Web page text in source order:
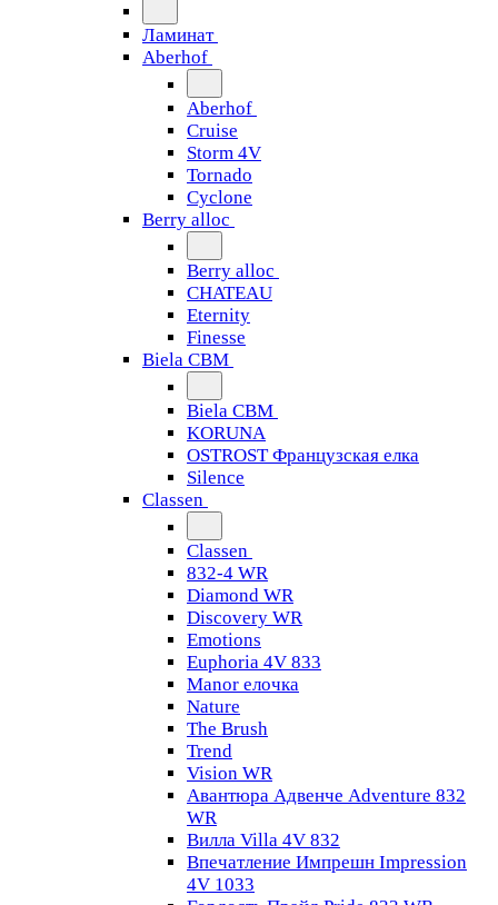
Ламинат
Aberhof
Aberhof
Cruise
Storm 4V
Tornado
Сyclone
Berry alloc
Berry alloc
CHATEAU
Eternity
Finesse
Biela CBM
Biela CBM
KORUNA
OSTROST Французская елка
Silence
Classen
Classen
832-4 WR
Diamond WR
Discovery WR
Emotions
Euphoria 4V 833
Manor елочка
Nature
The Brush
Trend
Vision WR
Авантюра Адвенче Adventure 832
WR
Вилла Villa 4V 832
Впечатление Импрешн Impression
4V 1033